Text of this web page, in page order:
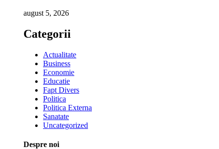
august 5, 2026
Categorii
Actualitate
Business
Economie
Educatie
Fapt Divers
Politica
Politica Externa
Sanatate
Uncategorized
Despre noi